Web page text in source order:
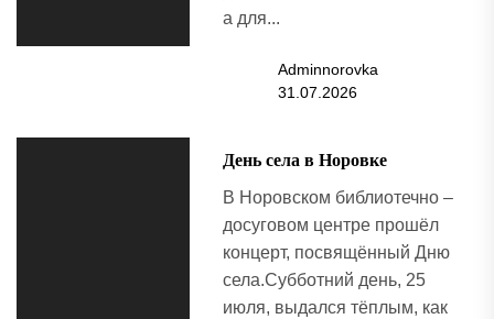
а для...
Adminnorovka
31.07.2026
День села в Норовке
В Норовском библиотечно –
досуговом центре прошёл
концерт, посвящённый Дню
села.Субботний день, 25
июля, выдался тёплым, как